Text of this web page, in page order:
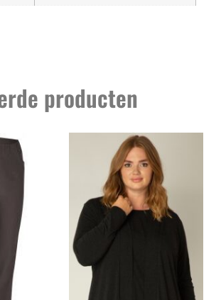
producten